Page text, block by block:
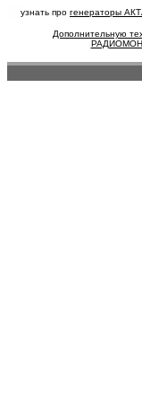
узнать про генераторы
Дополнительную